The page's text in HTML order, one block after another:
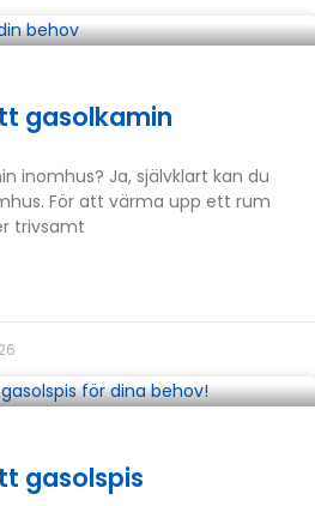
gasolkamin
inomhus? Ja, självklart kan du
För att värma upp ett rum
trivsamt
gasolspis